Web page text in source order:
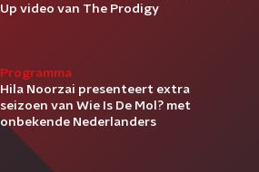
Up video van The Prodigy
Programma
Hila Noorzai presenteert extra
seizoen van Wie Is De Mol? met
onbekende Nederlanders